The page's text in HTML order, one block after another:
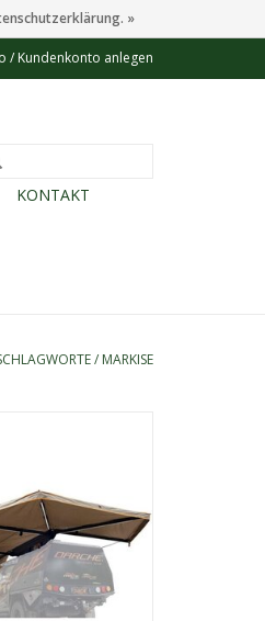
/ Kundenkonto anlegen
KONTAKT
/ MARKISE
LED-Beleuchtung –
Schatten und optimale
Sicht.
HINZUFÜGEN
»